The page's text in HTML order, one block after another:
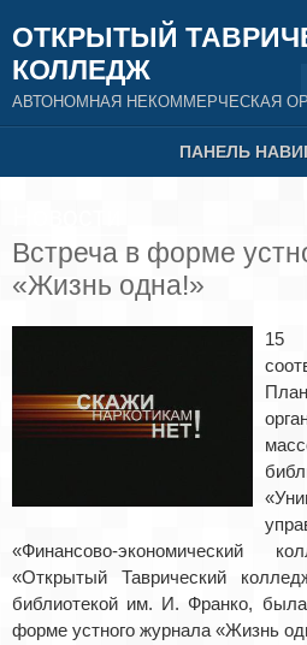
ОТКРЫТЫЙ
КОЛЛЕДЖ
АВТОНОМНАЯ НЕКОММЕРЧЕСКАЯ
ПАНЕЛЬ
Встреча в форме
«Жизнь одна!»
15
«Финансово-
«Открытый Таврический
библиотекой им. И. Франко,
форме устного журнала «Жизнь